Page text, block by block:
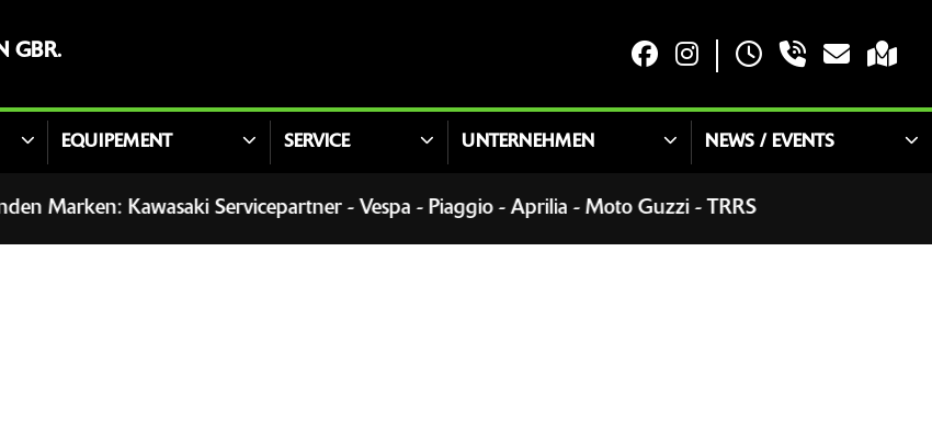
GBR.
EQUIPEMENT SERVICE UNTERNEHMEN NEWS / EVENTS
Kawasaki Servicepartner - Vespa - Piaggio - Aprilia - Moto Guzzi - TRRS